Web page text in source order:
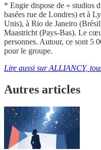
* Engie dispose de « studios
basées rue de Londres) et à
Unis), à Rio de Janeiro
Maastricht (Pays-Bas). Le
personnes. Autour, ce sont 5
pour le groupe.
Lire aussi sur ALLIANCY,
Autres articles